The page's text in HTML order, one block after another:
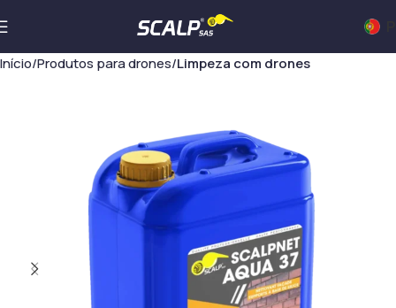
Início Produtos para drones Limpeza com drones